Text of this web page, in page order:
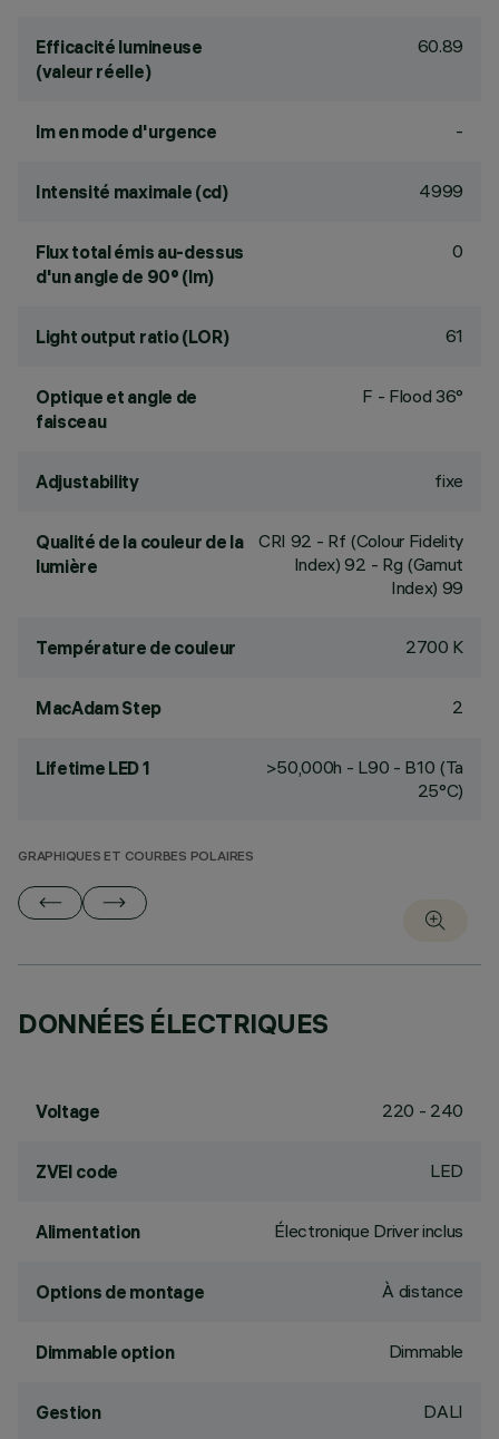
Efficacité lumineuse
(valeur réelle)
60.89
lm en mode d'urgence -
Intensité maximale (cd) 4999
Flux total émis au-dessus
d'un angle de 90° (lm)
0
Light output ratio (LOR) 61
Optique et angle de
faisceau
F - Flood 36°
Adjustability fixe
Qualité de la couleur de la
lumière
CRI 92 - Rf (Colour Fidelity
Index) 92 - Rg (Gamut
Index) 99
Température de couleur 2700 K
MacAdam Step 2
Lifetime LED 1
>50,000h - L90 - B10 (Ta
25°C)
GRAPHIQUES ET COURBES POLAIRES
DONNÉES ÉLECTRIQUES
Voltage 220 - 240
ZVEI code LED
Alimentation Électronique Driver inclus
Options de montage À distance
Dimmable option Dimmable
Gestion DALI